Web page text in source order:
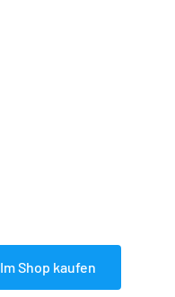
Im Shop kaufen